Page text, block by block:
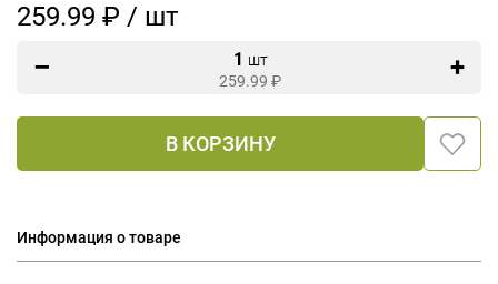
259.99 ₽ / шт
1 шт
259.99 ₽
В КОРЗИНУ
Информация о товаре